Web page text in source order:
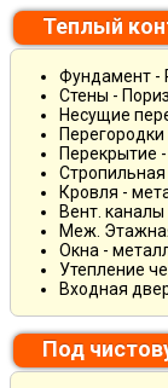
Теплый
Фундамент -
Стены -
Несущие
Перекрытие
Кровля -
Вент. каналы
Меж.
Окна -
Утепление
Входная
Под